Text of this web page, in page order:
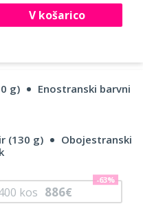
V košarico
g)
Enostranski barvni
(130 g)
Obojestranski
kos 886€
-63%